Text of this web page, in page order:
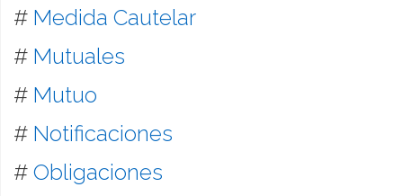
# Medida Cautelar
# Mutuales
# Mutuo
# Notificaciones
# Obligaciones